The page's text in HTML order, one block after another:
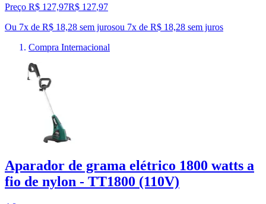
Preço R$ 127,97R$ 127,97
Ou 7x de R$ 18,28 sem jurosou 7x de R$ 18,28 sem juros
Compra Internacional
Aparador de grama elétrico 1800 watts a
fio de nylon - TT1800 (110V)